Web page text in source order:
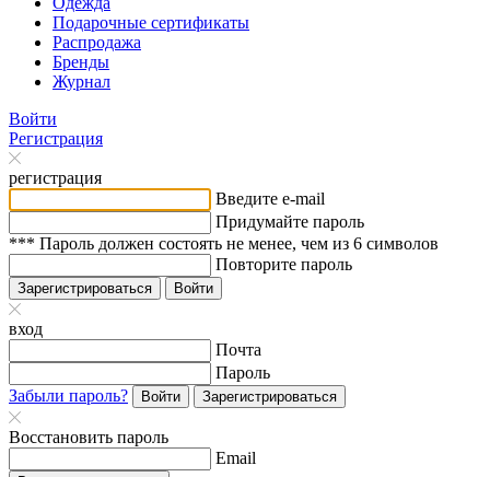
Подарочные сертификаты
Распродажа
Бренды
Журнал
Войти
Регистрация
регистрация
Введите e-mail
Придумайте пароль
*** Пароль должен состоять не менее, чем из 6 символов
Повторите пароль
Зарегистрироваться Войти
вход
Почта
Пароль
Забыли пароль?
Войти Зарегистрироваться
Восстановить пароль
Email